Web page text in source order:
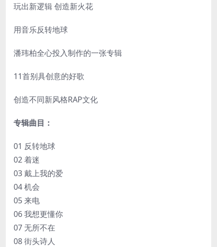
玩出新逻辑 创造新火花
用音乐反转地球
潘玮柏全心投入制作的一张专辑
11首别具创意的好歌
创造不同新风格RAP文化
专辑曲目：
01 反转地球
02 着迷
03 戴上我的爱
04 机会
05 来电
06 我想更懂你
07 无所不在
08 街头诗人